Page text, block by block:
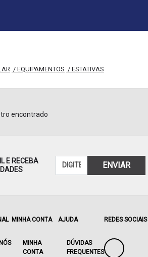
/ EQUIPAMENTOS / ESTATIVAS
encontrado
E RECEBA
ENVIAR
MINHA CONTA
MINHA
CONTA
AJUDA
DÚVIDAS
FREQUENTES
REDES SOCIAIS